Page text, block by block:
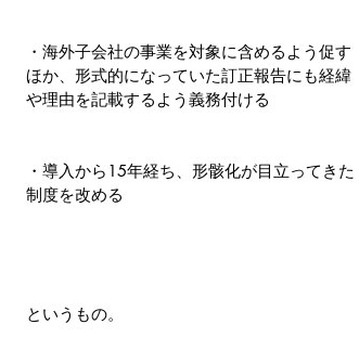
・海外子会社の事業を対象に含めるよう促す
ほか、形式的になっていた訂正報告にも経緯
や理由を記載するよう義務付ける
・導入から15年経ち、形骸化が目立ってきた
制度を改める
というもの。